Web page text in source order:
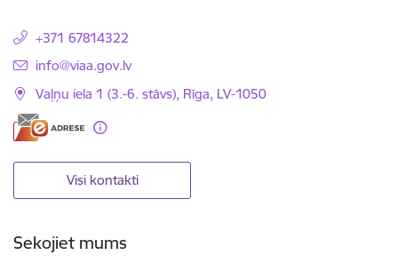
+371 67814322
E-pasts:
info@viaa.gov.lv
Vaļņu iela 1 (3.-6. stāvs), Rīga, LV-1050
Visi kontakti
Sekojiet mums